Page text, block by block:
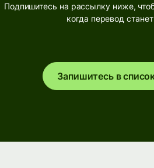
Подпишитесь на рассылку ниже,
когда перевод
Запишитесь в